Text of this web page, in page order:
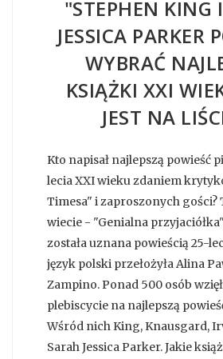
"STEPHEN KING
JESSICA PARKER
WYBRAĆ
KSIĄŻKI XXI
JEST NA
Kto napisał najlepszą powieść
lecia XXI wieku zdaniem
Timesa" i zaproszonych gości?
wiecie - "Genialna
została uznana powieścią 25-
język polski przełożyła Alina
Zampino. Ponad 500 osób
plebiscycie na najlepszą
Wśród nich King, Knausgard,
Sarah Jessica Parker. Jakie